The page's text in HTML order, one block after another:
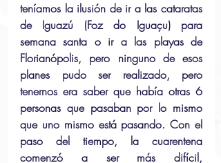
teníamos la ilusión de ir a las cataratas
de Iguazú (Foz do Iguaçu) para
semana santa o ir a las playas de
Florianópolis, pero ninguno de esos
planes pudo ser realizado, pero
tenernos era saber que había otras 6
personas que pasaban por lo mismo
que uno mismo está pasando. Con el
paso del tiempo, la cuarentena
comenzó a ser más difícil,